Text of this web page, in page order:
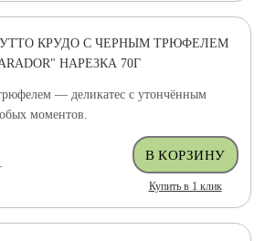
КРУДО С ЧЕРНЫМ ТРЮФЕЛЕМ
НАРЕЗКА 70Г
— деликатес с утончённым
моментов.
Купить в 1 клик